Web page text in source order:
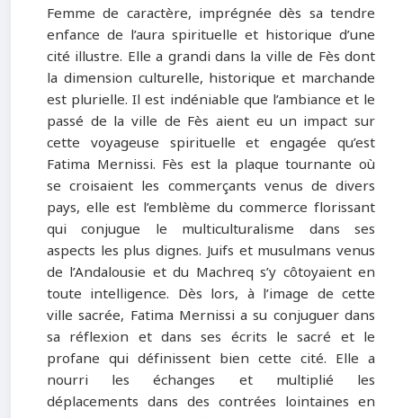
Femme de caractère, imprégnée dès sa tendre
enfance de l’aura spirituelle et historique d’une
cité illustre. Elle a grandi dans la ville de Fès dont
la dimension culturelle, historique et marchande
est plurielle. Il est indéniable que l’ambiance et le
passé de la ville de Fès aient eu un impact sur
cette voyageuse spirituelle et engagée qu’est
Fatima Mernissi. Fès est la plaque tournante où
se croisaient les commerçants venus de divers
pays, elle est l’emblème du commerce florissant
qui conjugue le multiculturalisme dans ses
aspects les plus dignes. Juifs et musulmans venus
de l’Andalousie et du Machreq s’y côtoyaient en
toute intelligence. Dès lors, à l’image de cette
ville sacrée, Fatima Mernissi a su conjuguer dans
sa réflexion et dans ses écrits le sacré et le
profane qui définissent bien cette cité. Elle a
nourri les échanges et multiplié les
déplacements dans des contrées lointaines en